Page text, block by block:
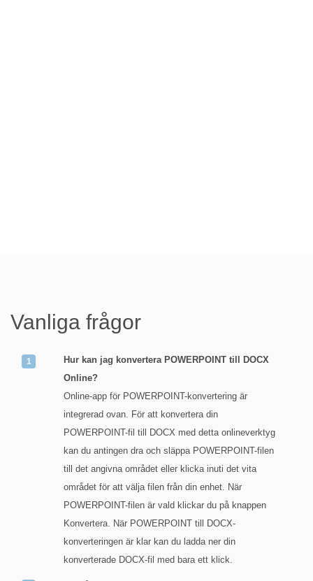
Vanliga frågor
Hur kan jag konvertera POWERPOINT till DOCX
Online?
Online-app för POWERPOINT-konvertering är
integrerad ovan. För att konvertera din
POWERPOINT-fil till DOCX med detta onlineverktyg
kan du antingen dra och släppa POWERPOINT-filen
till det angivna området eller klicka inuti det vita
området för att välja filen från din enhet. När
POWERPOINT-filen är vald klickar du på knappen
Konvertera. När POWERPOINT till DOCX-
konverteringen är klar kan du ladda ner din
konverterade DOCX-fil med bara ett klick.